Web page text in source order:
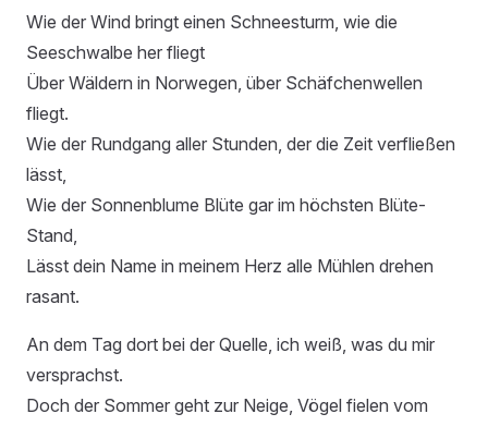
Wie der Wind bringt einen Schneesturm, wie die
Seeschwalbe her fliegt
Über Wäldern in Norwegen, über Schäfchenwellen
fliegt.
Wie der Rundgang aller Stunden, der die Zeit verfließen
lässt,
Wie der Sonnenblume Blüte gar im höchsten Blüte-
Stand,
Lässt dein Name in meinem Herz alle Mühlen drehen
rasant.
An dem Tag dort bei der Quelle, ich weiß, was du mir
versprachst.
Doch der Sommer geht zur Neige, Vögel fielen vom